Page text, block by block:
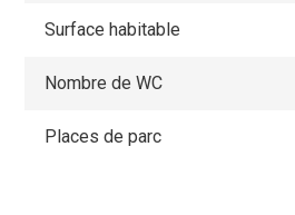
Surface habitable
Nombre de WC
Places de parc